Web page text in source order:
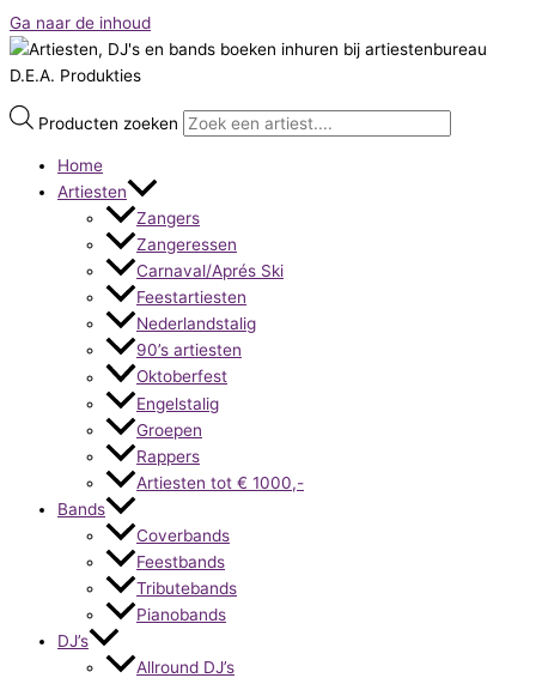
Ga naar de inhoud
Producten zoeken
Home
Artiesten
Zangers
Zangeressen
Carnaval/Aprés Ski
Feestartiesten
Nederlandstalig
90’s artiesten
Oktoberfest
Engelstalig
Groepen
Rappers
Artiesten tot € 1000,-
Bands
Coverbands
Feestbands
Tributebands
Pianobands
DJ’s
Allround DJ’s